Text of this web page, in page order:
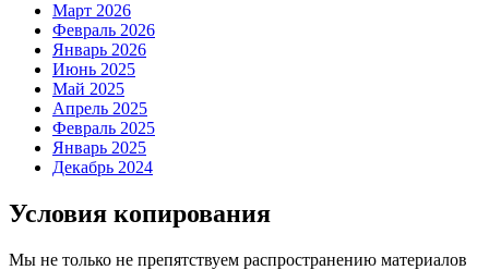
Март 2026
Февраль 2026
Январь 2026
Июнь 2025
Май 2025
Апрель 2025
Февраль 2025
Январь 2025
Декабрь 2024
Условия копирования
Мы не только не препятствуем распространению материалов